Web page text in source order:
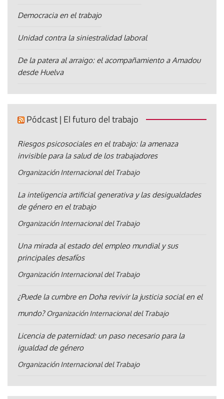
Democracia en el trabajo
Unidad contra la siniestralidad laboral
De la patera al arraigo: el acompañamiento a Amadou
desde Huelva
Pódcast | El futuro del trabajo
Riesgos psicosociales en el trabajo: la amenaza
invisible para la salud de los trabajadores
Organización Internacional del Trabajo
La inteligencia artificial generativa y las desigualdades
de género en el trabajo
Organización Internacional del Trabajo
Una mirada al estado del empleo mundial y sus
principales desafíos
Organización Internacional del Trabajo
¿Puede la cumbre en Doha revivir la justicia social en el
mundo? Organización Internacional del Trabajo
Licencia de paternidad: un paso necesario para la
igualdad de género
Organización Internacional del Trabajo